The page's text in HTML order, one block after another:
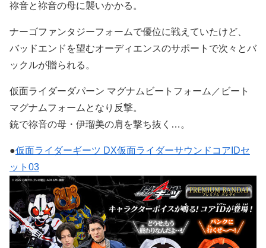
祢音と祢音の母に襲いかかる。
ナーゴファンタジーフォームで優位に戦えていたけど、
バッドエンドを望むオーディエンスのサポートで次々とバ
ックルが贈られる。
仮面ライダーダパーン マグナムビートフォーム／ビート
マグナムフォームとなり反撃。
銃で祢音の母・伊瑠美の肩を撃ち抜く…。
●仮面ライダーギーツ DX仮面ライダーサウンドコアIDセ
ット03